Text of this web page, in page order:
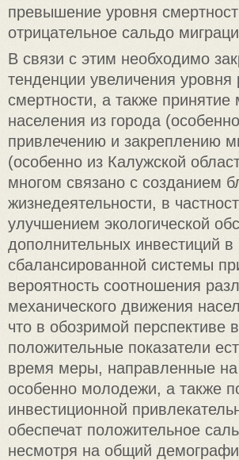
превышение уровня
отрицательное сальдо
В связи с этим необходимо
тенденции увеличения
смертности, а также
населения из города
привлечению и закреплению
(особенно из Калужской
многом связано с созданием
жизнедеятельности, в
улучшением экологической
дополнительных инвестиций
сбалансированной системы
вероятность соотношения
механического движения
что в обозримой перспективе
положительные показатели
время меры, направленные на
особенно молодежи, а также
инвестиционной
обеспечат положительное
несмотря на общий